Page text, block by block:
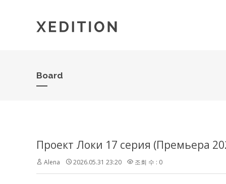
Board
Проект Локи 17 серия (Премьера
Alena 2026.05.31 23:20 조회 수 : 0